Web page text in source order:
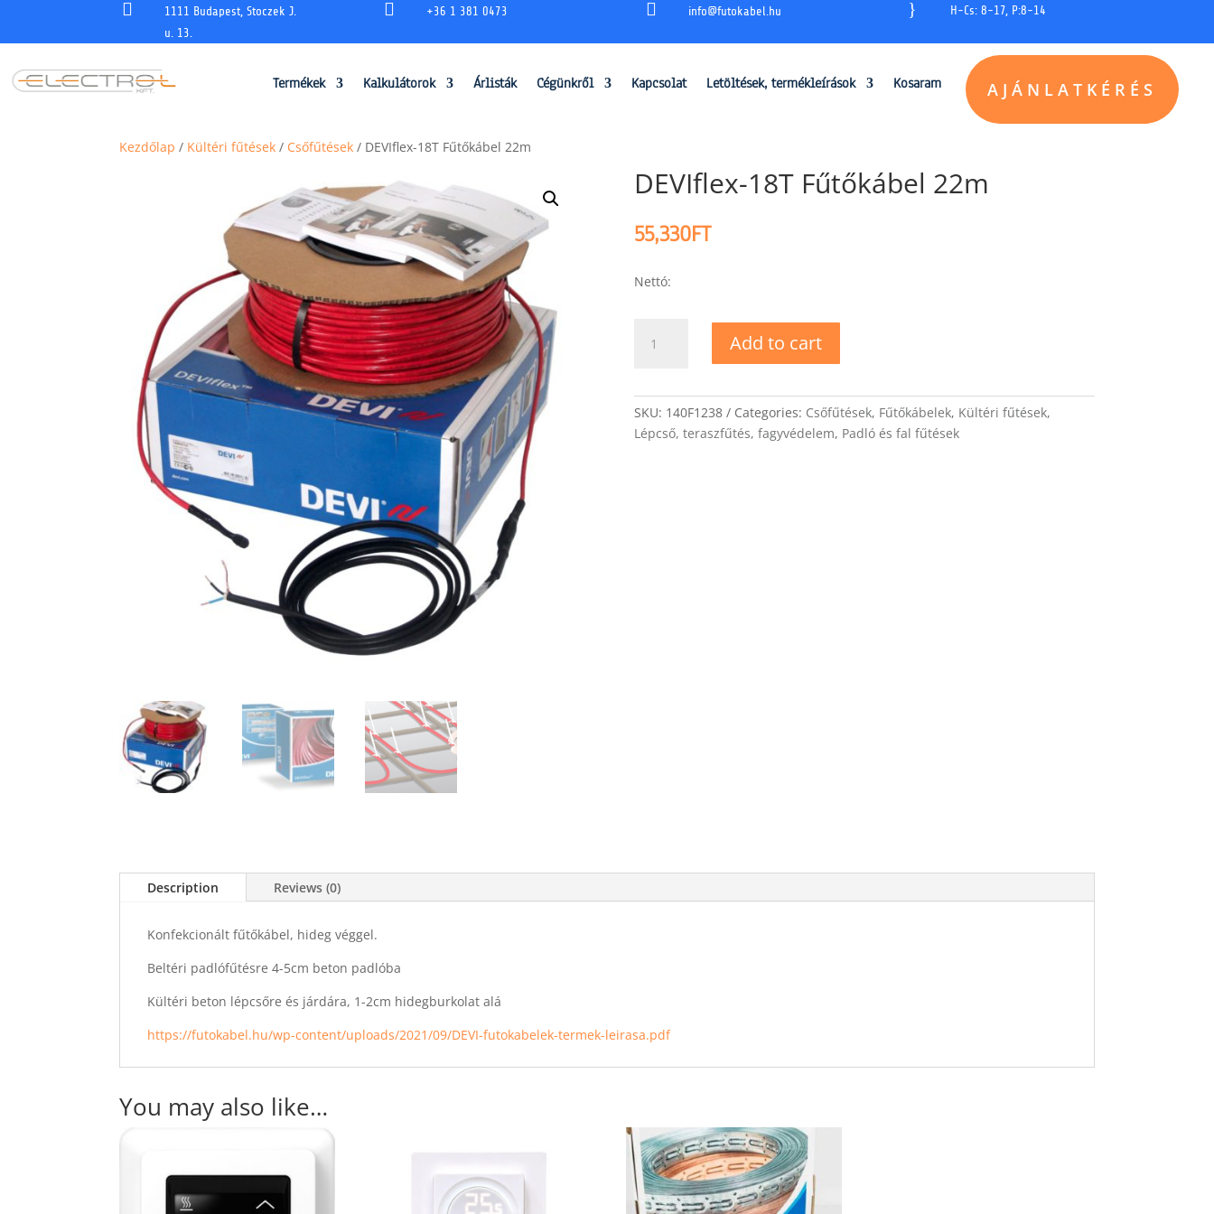

1111 Budapest, Stoczek J.
u. 13.
 +36 1 381 0473  info@futokabel.hu } H-Cs: 8-17, P:8-14
Termékek Kalkulátorok Árlisták Cégünkről Kapcsolat Letöltések, termékleírások Kosaram AJÁNLATKÉRÉS
Kezdőlap / Kültéri fűtések / Csőfűtések / DEVIflex-18T Fűtőkábel 22m
DEVIflex-18T Fűtőkábel 22m
55,330FT
Nettó:
18T
quantity
Add to cart
SKU: 140F1238 Categories: Csőfűtések, Fűtőkábelek, Kültéri fűtések,
Lépcső, teraszfűtés, fagyvédelem, Padló és fal fűtések
Description Reviews (0)
Konfekcionált fűtőkábel, hideg véggel.
Beltéri padlófűtésre 4-5cm beton padlóba
Kültéri beton lépcsőre és járdára, 1-2cm hidegburkolat alá
https://futokabel.hu/wp-content/uploads/2021/09/DEVI-futokabelek-termek-leirasa.pdf
You may also like…